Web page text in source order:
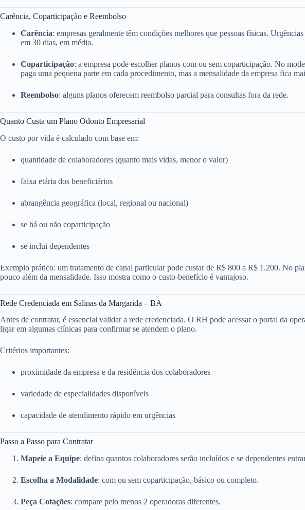
Carência, Coparticipação e Reembolso
Carência: empresas geralmente têm condições melhores que pessoas físicas.
em 30 dias, em média.
Coparticipação: a empresa pode escolher planos com ou sem coparticipação. No
paga uma pequena parte em cada procedimento, mas a mensalidade da empresa fica
Reembolso: alguns planos oferecem reembolso parcial para consultas fora da rede.
Quanto Custa um Plano Odonto Empresarial
O custo por vida é calculado com base em:
quantidade de colaboradores (quanto mais vidas, menor o valor)
faixa etária dos beneficiários
abrangência geográfica (local, regional ou nacional)
se há ou não coparticipação
se inclui dependentes
Exemplo prático: um tratamento de canal particular pode custar de R$ 800 a R$ 1.200. No
pouco além da mensalidade. Isso mostra como o custo-benefício é vantajoso.
Rede Credenciada em Salinas da Margarida – BA
Antes de contratar, é essencial validar a rede credenciada. O RH pode acessar o portal da
ligar em algumas clínicas para confirmar se atendem o plano.
Critérios importantes:
proximidade da empresa e da residência dos colaboradores
variedade de especialidades disponíveis
capacidade de atendimento rápido em urgências
Passo a Passo para Contratar
Mapeie a Equipe: defina quantos colaboradores serão incluídos e se dependentes
Escolha a Modalidade: com ou sem coparticipação, básico ou completo.
Peça Cotações: compare pelo menos 2 operadoras diferentes.